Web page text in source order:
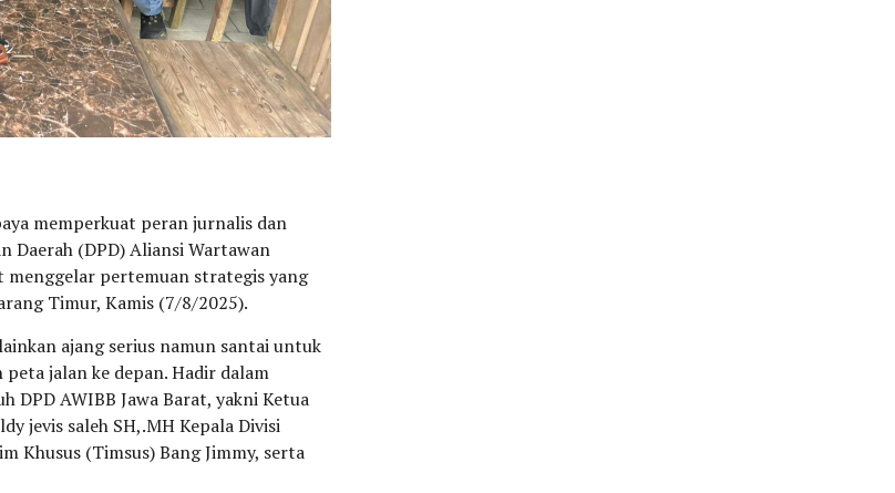
memperkuat peran jurnalis dan
Daerah (DPD) Aliansi Wartawan
menggelar pertemuan strategis yang
Timur, Kamis (7/8/2025).
ajang serius namun santai untuk
jalan ke depan. Hadir dalam
AWIBB Jawa Barat, yakni Ketua
jevis saleh SH,.MH Kepala Divisi
Khusus (Timsus) Bang Jimmy, serta